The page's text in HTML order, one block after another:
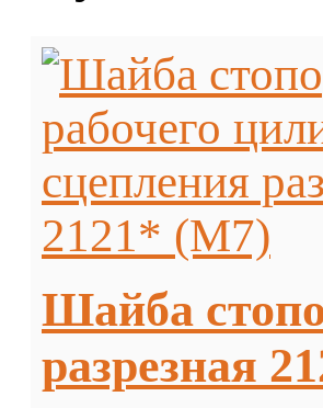
Шайба
разрезная